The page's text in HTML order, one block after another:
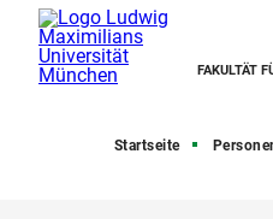
FAKULTÄT
Startseite